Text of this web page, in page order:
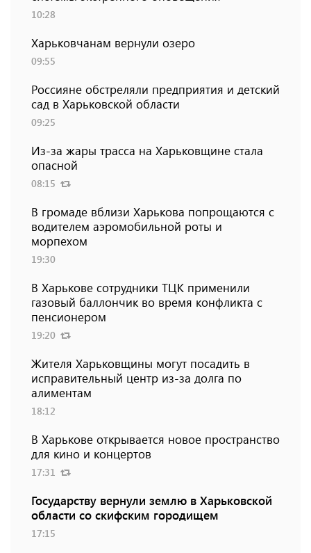
10:28
Харьковчанам вернули озеро
09:55
Россияне обстреляли предприятия и детский
сад в Харьковской области
09:25
Из-за жары трасса на Харьковщине стала
опасной
08:15
В громаде вблизи Харькова попрощаются с
водителем аэромобильной роты и
морпехом
19:30
В Харькове сотрудники ТЦК применили
газовый баллончик во время конфликта с
пенсионером
19:20
Жителя Харьковщины могут посадить в
исправительный центр из-за долга по
алиментам
18:12
В Харькове открывается новое пространство
для кино и концертов
17:31
Государству вернули землю в Харьковской
области со скифским городищем
17:15